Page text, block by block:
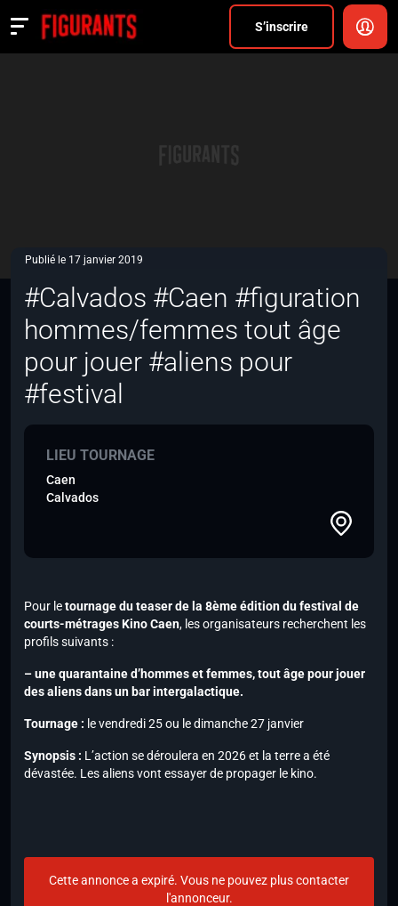
S’inscrire
Actualités
Publié le 17 janvier 2019
#Calvados #Caen #figuration
hommes/femmes tout âge
pour jouer #aliens pour
#festival
LIEU TOURNAGE
Caen
Calvados
Pour letournage du teaser de la 8ème édition du festival de
courts-métrages Kino Caen, les organisateurs recherchent les
profils suivants :
– une quarantaine d’hommes et femmes, tout âge pour jouer
des aliens dans un bar intergalactique.
Tournage : le vendredi 25 ou le dimanche 27 janvier
Synopsis : L’action se déroulera en 2026 et la terre a été
dévastée. Les aliens vont essayer de propager le kino.
Cette annonce a expiré. Vous ne pouvez plus contacter
l'annonceur.